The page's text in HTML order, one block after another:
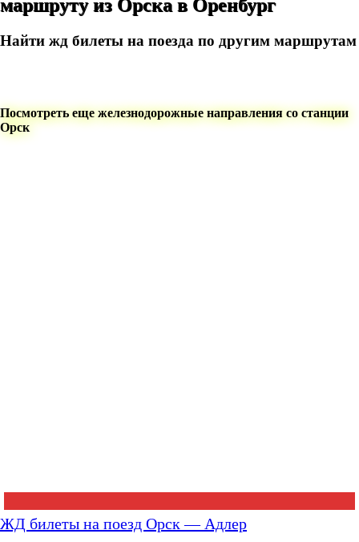
маршруту из Орска в Оренбург
Найти жд билеты на поезда по другим маршрутам
Посмотреть еще железнодорожные направления со станции
Орск
ЖД билеты на поезд Орск — Адлер